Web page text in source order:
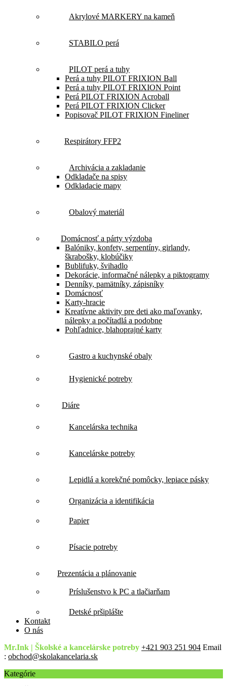
Akrylové MARKERY na kameň
STABILO perá
PILOT perá a tuhy
Perá a tuhy PILOT FRIXION Ball
Perá a tuhy PILOT FRIXION Point
Perá PILOT FRIXION Acroball
Perá PILOT FRIXION Clicker
Popisovač PILOT FRIXION Fineliner
Respirátory FFP2
Archivácia a zakladanie
Odkladače na spisy
Odkladacie mapy
Obalový materiál
Domácnosť a párty výzdoba
Balóniky, konfety, serpentíny, girlandy,
škrabošky, klobúčiky
Bublifuky, švihadlo
Dekorácie, informačné nálepky a piktogramy
Denníky, pamätníky, zápisníky
Domácnosť
Karty-hracie
Kreatívne aktivity pre deti ako maľovanky,
nálepky a počítadlá a podobne
Pohľadnice, blahoprajné karty
Gastro a kuchynské obaly
Hygienické potreby
Diáre
Kancelárska technika
Kancelárske potreby
Lepidlá a korekčné pomôcky, lepiace pásky
Organizácia a identifikácia
Papier
Písacie potreby
Prezentácia a plánovanie
Príslušenstvo k PC a tlačiarňam
Detské pršiplášte
Kontakt
O nás
Mr.Ink | Školské a kancelárske potreby +421 903 251 904 Email
: obchod@skolakancelaria.sk
Kategórie